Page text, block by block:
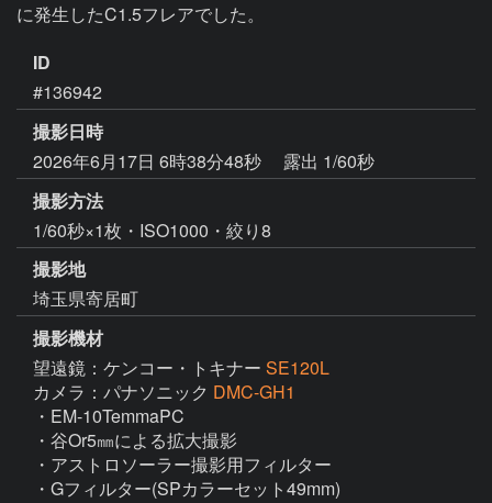
に発生したC1.5フレアでした。
ID
#136942
撮影日時
2026年6月17日 6時38分48秒
露出 1/60秒
撮影方法
1/60秒×1枚・ISO1000・絞り8
撮影地
埼玉県寄居町
撮影機材
望遠鏡：ケンコー・トキナー SE120L
カメラ：パナソニック DMC-GH1
・EM-10TemmaPC
・谷Or5㎜による拡大撮影
・アストロソーラー撮影用フィルター
・Gフィルター(SPカラーセット49mm)